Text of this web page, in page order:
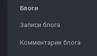
Блоги
Записи блога
Комментарии блога